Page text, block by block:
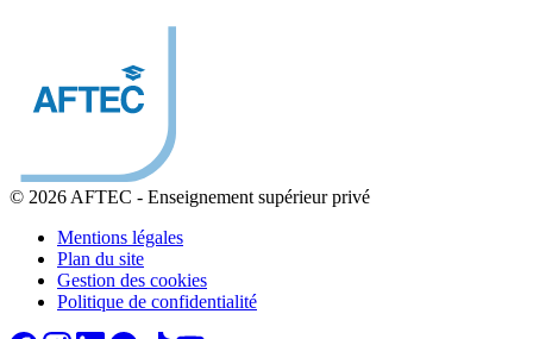
© 2026 AFTEC - Enseignement supérieur privé
Mentions légales
Plan du site
Gestion des cookies
Politique de confidentialité